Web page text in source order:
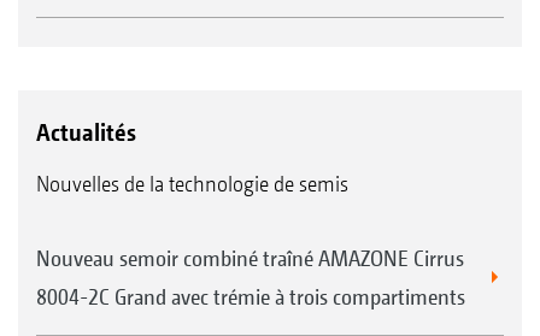
Actualités
Nouvelles de la technologie de semis
Nouveau semoir combiné traîné AMAZONE Cirrus
8004-2C Grand avec trémie à trois compartiments